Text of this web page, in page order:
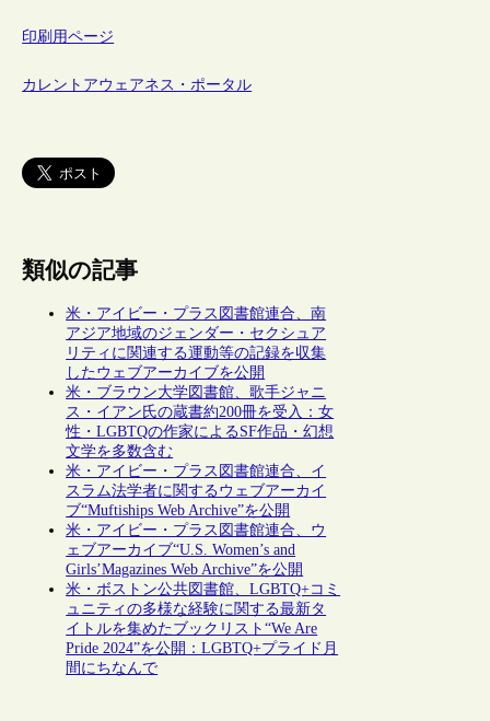
印刷用ページ
カレントアウェアネス・ポータル
類似の記事
米・アイビー・プラス図書館連合、南
アジア地域のジェンダー・セクシュア
リティに関連する運動等の記録を収集
したウェブアーカイブを公開
米・ブラウン大学図書館、歌手ジャニ
ス・イアン氏の蔵書約200冊を受入：女
性・LGBTQの作家によるSF作品・幻想
文学を多数含む
米・アイビー・プラス図書館連合、イ
スラム法学者に関するウェブアーカイ
ブ“Muftiships Web Archive”を公開
米・アイビー・プラス図書館連合、ウ
ェブアーカイブ“U.S. Women’s and
Girls’Magazines Web Archive”を公開
米・ボストン公共図書館、LGBTQ+コミ
ュニティの多様な経験に関する最新タ
イトルを集めたブックリスト“We Are
Pride 2024”を公開：LGBTQ+プライド月
間にちなんで